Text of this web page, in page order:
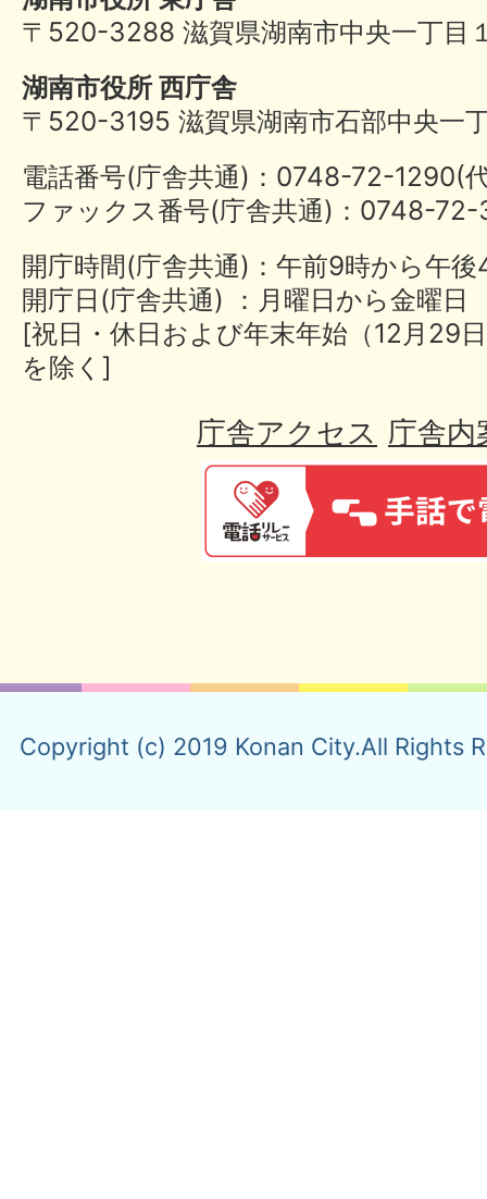
〒520-3288 滋賀県湖南市中央一丁目
湖南市役所 西庁舎
〒520-3195 滋賀県湖南市石部中央一
電話番号(庁舎共通)：0748-72-
ファックス番号(庁舎共通)：0748-
開庁時間(庁舎共通)：午前9時から午
開庁日(庁舎共通) ：月曜日から金曜日
[祝日・休日および年末年始（12月29
を除く]
庁舎アクセス 庁舎内
Copyright (c) 2019 Konan City.All Rights